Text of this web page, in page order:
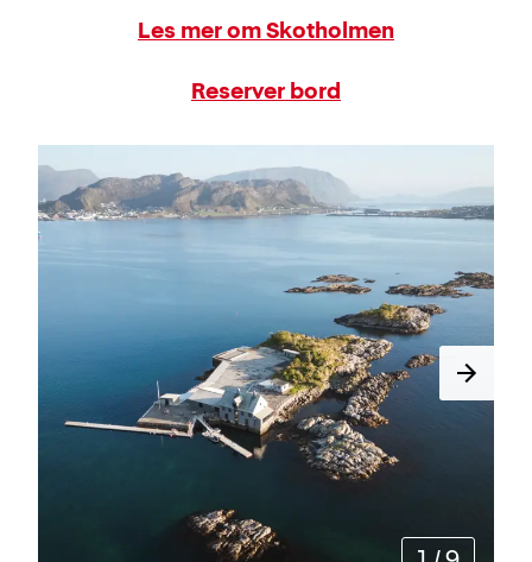
Les mer om Skotholmen
Reserver bord